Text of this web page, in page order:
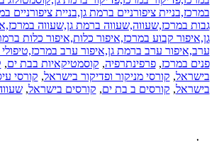
במרכז,בניית ציפורניים ברמת גן,בניית ציפורניים
גבות במרכז,שעווה,שעווה ברמת גן,שעווה
גן,איפור קבוע במרכז,איפור כלות,איפור כלות
ערב,איפור ערב ברמת גן,איפור ערב במרכז,טיפולי
פנים במרכז,פרפינתרפיה, קוסמטיקאיות בבת ים,
בישראל, קורסי מניקור ופדיקור בישראל, קורסי
בישראל, קורסים ב בת ים, קורסים בישראל,